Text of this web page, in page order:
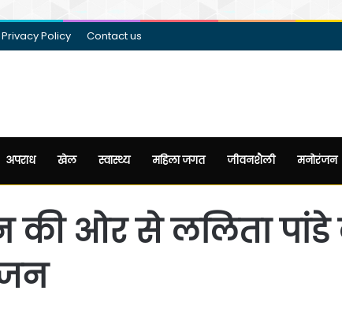
Privacy Policy Contact us
अपराध खेल स्वास्थ्य महिला जगत जीवनशैली मनोरंजन
ओर से ललिता पांडे